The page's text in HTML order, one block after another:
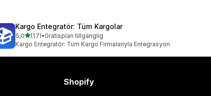
Kargo Entegratör: Tüm Kargolar
5,0av 5 stjärnor
(17)
17 recensioner totalt
•Gratisplan tillgänglig
Kargo Entegratör: Tüm Kargo Firmalarıyla Entegrasyon
Shopify